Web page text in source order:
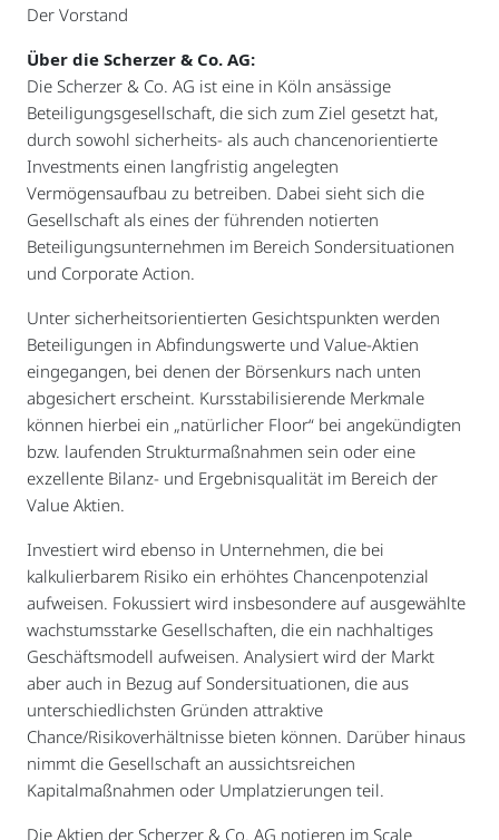
Der Vorstand
Über die Scherzer & Co. AG:
Die Scherzer & Co. AG ist eine in Köln ansässige
Beteiligungsgesellschaft, die sich zum Ziel gesetzt hat,
durch sowohl sicherheits- als auch chancenorientierte
Investments einen langfristig angelegten
Vermögensaufbau zu betreiben. Dabei sieht sich die
Gesellschaft als eines der führenden notierten
Beteiligungsunternehmen im Bereich Sondersituationen
und Corporate Action.
Unter sicherheitsorientierten Gesichtspunkten werden
Beteiligungen in Abfindungswerte und Value-Aktien
eingegangen, bei denen der Börsenkurs nach unten
abgesichert erscheint. Kursstabilisierende Merkmale
können hierbei ein „natürlicher Floor“ bei angekündigten
bzw. laufenden Strukturmaßnahmen sein oder eine
exzellente Bilanz- und Ergebnisqualität im Bereich der
Value Aktien.
Investiert wird ebenso in Unternehmen, die bei
kalkulierbarem Risiko ein erhöhtes Chancenpotenzial
aufweisen. Fokussiert wird insbesondere auf ausgewählte
wachstumsstarke Gesellschaften, die ein nachhaltiges
Geschäftsmodell aufweisen. Analysiert wird der Markt
aber auch in Bezug auf Sondersituationen, die aus
unterschiedlichsten Gründen attraktive
Chance/Risikoverhältnisse bieten können. Darüber hinaus
nimmt die Gesellschaft an aussichtsreichen
Kapitalmaßnahmen oder Umplatzierungen teil.
Die Aktien der Scherzer & Co. AG notieren im Scale